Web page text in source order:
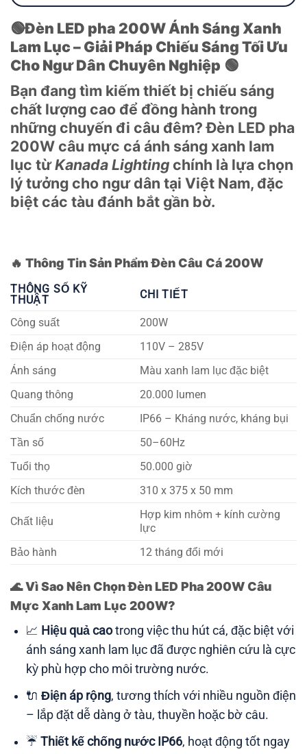
🟢Đèn LED pha 200W Ánh Sáng Xanh
Lam Lục – Giải Pháp Chiếu Sáng Tối Ưu
Cho Ngư Dân Chuyên Nghiệp 🟢
Bạn đang tìm kiếm thiết bị chiếu sáng
chất lượng cao để đồng hành trong
những chuyến đi câu đêm? Đèn LED pha
200W câu mực cá ánh sáng xanh lam
lục từKanada Lightingchính là lựa chọn
lý tưởng cho ngư dân tại Việt Nam, đặc
biệt các tàu đánh bắt gần bờ.
🔥 Thông Tin Sản Phẩm Đèn Câu Cá 200W
THÔNG SỐ KỸ
THUẬT
CHI TIẾT
Công suất
200W
Điện áp hoạt động
110V – 285V
Ánh sáng
Màu xanh lam lục đặc biệt
Quang thông
20.000 lumen
Chuẩn chống nước
IP66 – Kháng nước, kháng bụi
Tần số
50–60Hz
Tuổi thọ
50.000 giờ
Kích thước đèn
310 x 375 x 50 mm
Chất liệu
Hợp kim nhôm + kính cường
lực
Bảo hành
12 tháng đổi mới
🌊Vì Sao Nên Chọn Đèn LED Pha 200W Câu
Mực Xanh Lam Lục 200W?
📈 Hiệu quả caotrong việc thu hút cá, đặc biệt với
ánh sáng xanh lam lục đã được nghiên cứu là cực
kỳ phù hợp cho môi trường nước.
🔌Điện áp rộng, tương thích với nhiều nguồn điện
– lắp đặt dễ dàng ở tàu, thuyền hoặc bờ câu.
☔Thiết kế chống nước IP66, hoạt động tốt ngay